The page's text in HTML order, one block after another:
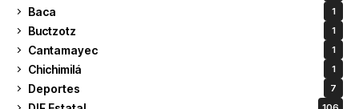
Baca 1
Buctzotz 1
Cantamayec 1
Chichimilá 1
Deportes 7